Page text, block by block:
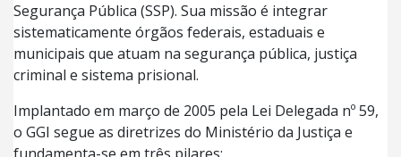
Segurança Pública (SSP). Sua missão é integrar
sistematicamente órgãos federais, estaduais e
municipais que atuam na segurança pública, justiça
criminal e sistema prisional.
Implantado em março de 2005 pela Lei Delegada nº 59,
o GGI segue as diretrizes do Ministério da Justiça e